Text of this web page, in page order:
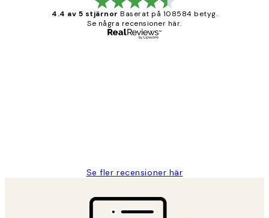
4.4 av 5 stjärnor Baserat på 108584 betyg.
Se några recensioner här.
Se fler recensioner här